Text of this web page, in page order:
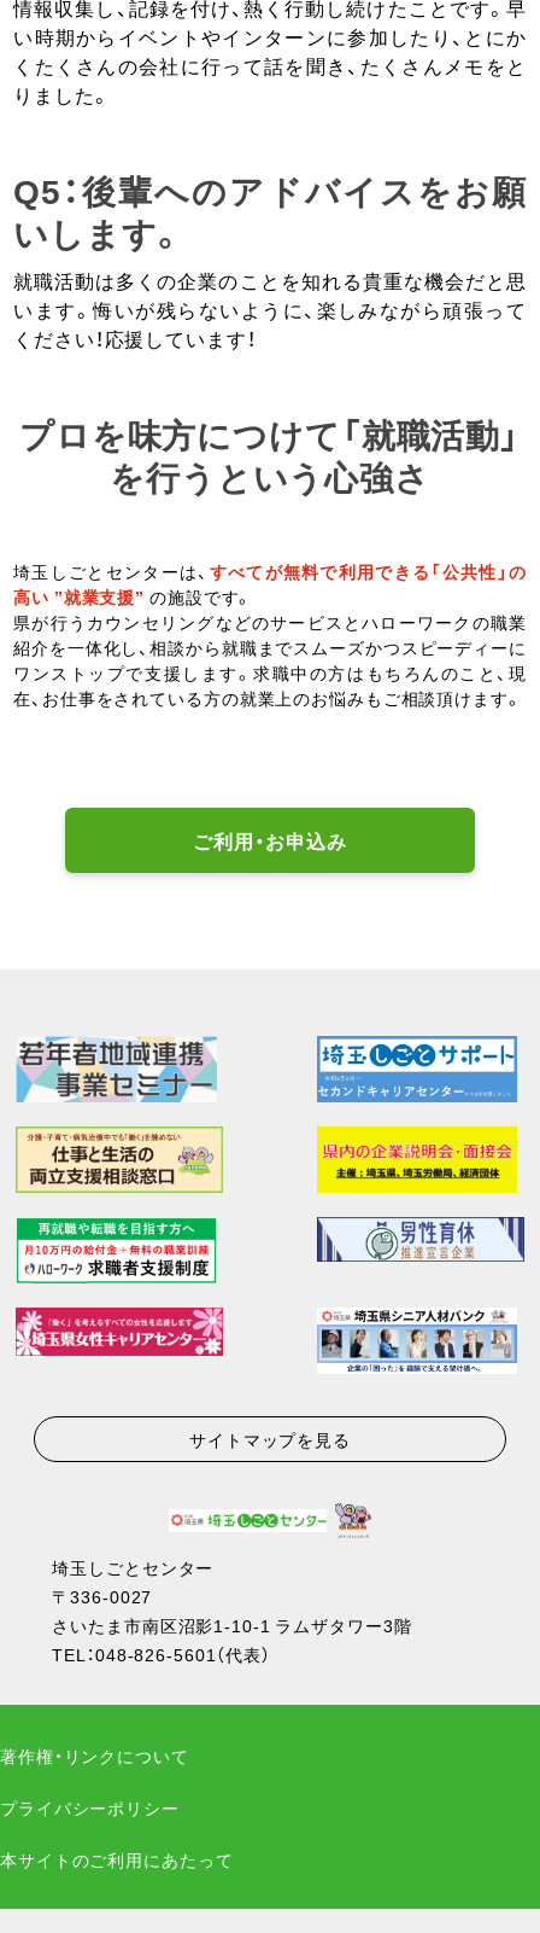
情報収集し、記録を付け、熱く行動し続けたことです。早
い時期からイベントやインターンに参加したり、とにか
くたくさんの会社に行って話を聞き、たくさんメモをと
りました。
Q5：後輩へのアドバイスをお願
いします。
就職活動は多くの企業のことを知れる貴重な機会だと思
います。悔いが残らないように、楽しみながら頑張って
ください！応援しています！
プロを味方につけて「就職活動」
を行うという心強さ
埼玉しごとセンターは、 すべてが無料で利用できる「公共性」の
高い ”就業支援” の施設です。
県が行うカウンセリングなどのサービスとハローワークの職業
紹介を一体化し、相談から就職までスムーズかつスピーディーに
ワンストップで支援します。求職中の方はもちろんのこと、現
在、お仕事をされている方の就業上のお悩みもご相談頂けます。
ご利用・お申込み
サイトマップを見る
埼玉しごとセンター
〒336-0027
さいたま市南区沼影1-10-1 ラムザタワー3階
TEL：048-826-5601（代表）
著作権・リンクについて
プライバシーポリシー
本サイトのご利用にあたって